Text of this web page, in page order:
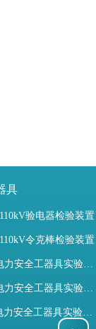
具
验电器检验装置
令克棒检验装置
安全工器具实验室配置
安全工器具实验室配置
安全工器具实验室配置